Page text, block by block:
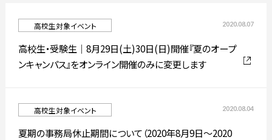
高校生・受験生の方 在学生の方
入試情報
通信制大学院
プレスリリース
2020.08.07
高校生対象イベント
高校生・受験生｜8月29日(土)30日(日)開催『夏のオープ
ンキャンパス』をオンライン開催のみに変更します
2020.08.04
高校生対象イベント
夏期の事務局休止期間について（2020年8月9日～2020